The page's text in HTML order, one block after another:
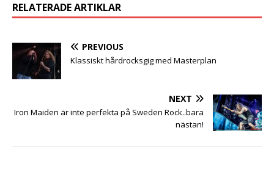
RELATERADE ARTIKLAR
PREVIOUS
Klassiskt hårdrocksgig med Masterplan
NEXT
Iron Maiden är inte perfekta på Sweden Rock..bara
nästan!